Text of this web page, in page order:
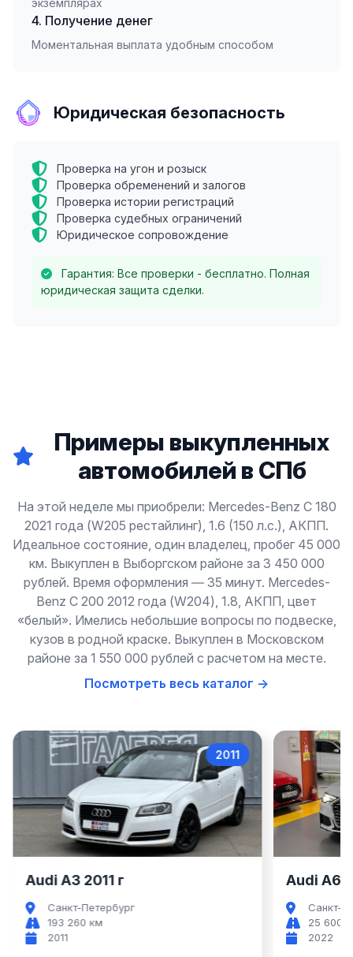
экземплярах
4. Получение денег
Моментальная выплата удобным способом
Юридическая безопасность
Проверка на угон и розыск
Проверка обременений и залогов
Проверка истории регистраций
Проверка судебных ограничений
Юридическое сопровождение
Гарантия: Все проверки - бесплатно. Полная
юридическая защита сделки.
Примеры выкупленных
автомобилей в СПб
На этой неделе мы приобрели: Mercedes-Benz C 180
2021 года (W205 рестайлинг), 1.6 (150 л.с.), АКПП.
Идеальное состояние, один владелец, пробег 45 000
км. Выкуплен в Выборгском районе за 3 450 000
рублей. Время оформления — 35 минут. Mercedes-
Benz C 200 2012 года (W204), 1.8, АКПП, цвет
«белый». Имелись небольшие вопросы по подвеске,
кузов в родной краске. Выкуплен в Московском
районе за 1 550 000 рублей с расчетом на месте.
Посмотреть весь каталог →
Audi A3
2011
Audi A3 2011 г
Санкт-Петербург
193 260 км
2011
Audi A6
Санкт-
25 600
2022